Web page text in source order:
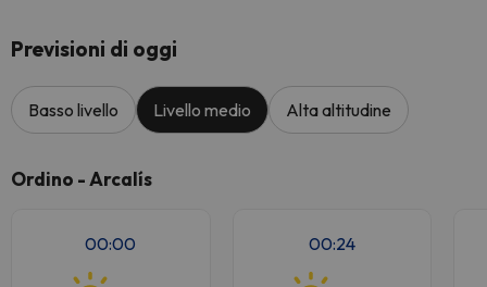
Previsioni di oggi
Basso livello Livello medio Alta altitudine
Ordino - Arcalís
00:00 00:24